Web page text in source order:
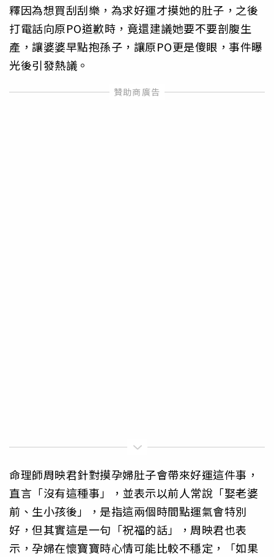
釋因為想買刮刮樂，為求好運才摸她的肚子，之後
打電話向原PO道歉時，竟還建議她要不要剖腹生
產，讓婆婆早點抱孫子，讓原PO更是傻眼，事件曝
光後引發熱議。
命理師周映君針對摸孕婦肚子會帶來好運這件事，
直言「沒有這種事」，並表示以前人常說「娶老婆
前、生小孩後」，是指這兩個時間點運氣會特別
好，但其實這是一句「祝福的話」，周映君也表
示，孕婦在懷寶寶時心情可能比較不穩定，「如果